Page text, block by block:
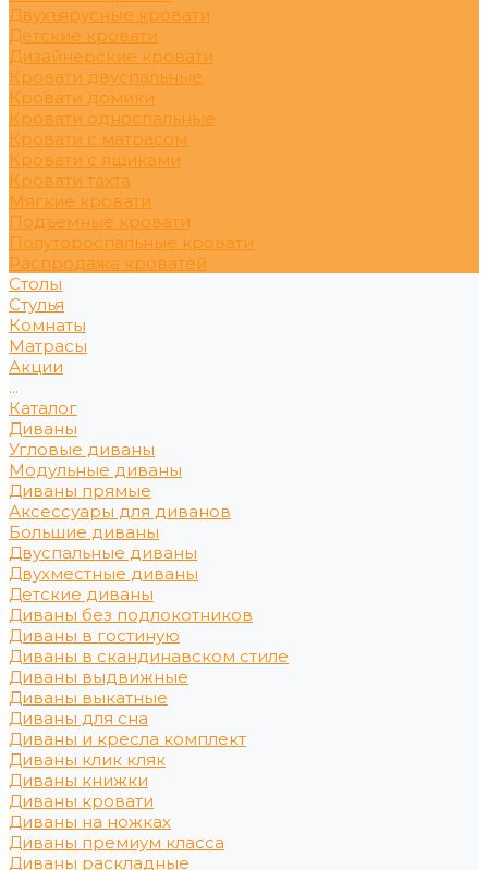
Двухъярусные кровати
Детские кровати
Дизайнерские кровати
Кровати двуспальные
Кровати домики
Кровати односпальные
Кровати с матрасом
Кровати с ящиками
Кровати тахта
Мягкие кровати
Подъемные кровати
Полутороспальные кровати
Распродажа кроватей
Столы
Стулья
Комнаты
Матрасы
Акции
...
Каталог
Диваны
Угловые диваны
Модульные диваны
Диваны прямые
Аксессуары для диванов
Большие диваны
Двуспальные диваны
Двухместные диваны
Детские диваны
Диваны без подлокотников
Диваны в гостиную
Диваны в скандинавском стиле
Диваны выдвижные
Диваны выкатные
Диваны для сна
Диваны и кресла комплект
Диваны клик кляк
Диваны книжки
Диваны кровати
Диваны на ножках
Диваны премиум класса
Диваны раскладные